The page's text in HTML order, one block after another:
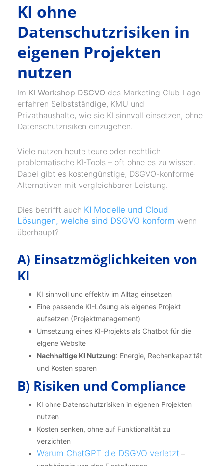
KI ohne
Datenschutzrisiken in
eigenen Projekten
nutzen
Im KI Workshop DSGVO des Marketing Club Lago
erfahren Selbstständige, KMU und
Privathaushalte, wie sie KI sinnvoll einsetzen, ohne
Datenschutzrisiken einzugehen.
Viele nutzen heute teure oder rechtlich
problematische KI-Tools – oft ohne es zu wissen.
Dabei gibt es kostengünstige, DSGVO-konforme
Alternativen mit vergleichbarer Leistung.
Dies betrifft auch KI Modelle und Cloud
Lösungen, welche sind DSGVO konform wenn
überhaupt?
A) Einsatzmöglichkeiten von
KI
KI sinnvoll und effektiv im Alltag einsetzen
Eine passende KI-Lösung als eigenes Projekt
aufsetzen (Projektmanagement)
Umsetzung eines KI-Projekts als Chatbot für die
eigene Website
Nachhaltige KI Nutzung: Energie, Rechenkapazität
und Kosten sparen
B) Risiken und Compliance
KI ohne Datenschutzrisiken in eigenen Projekten
nutzen
Kosten senken, ohne auf Funktionalität zu
verzichten
Warum ChatGPT die DSGVO verletzt –